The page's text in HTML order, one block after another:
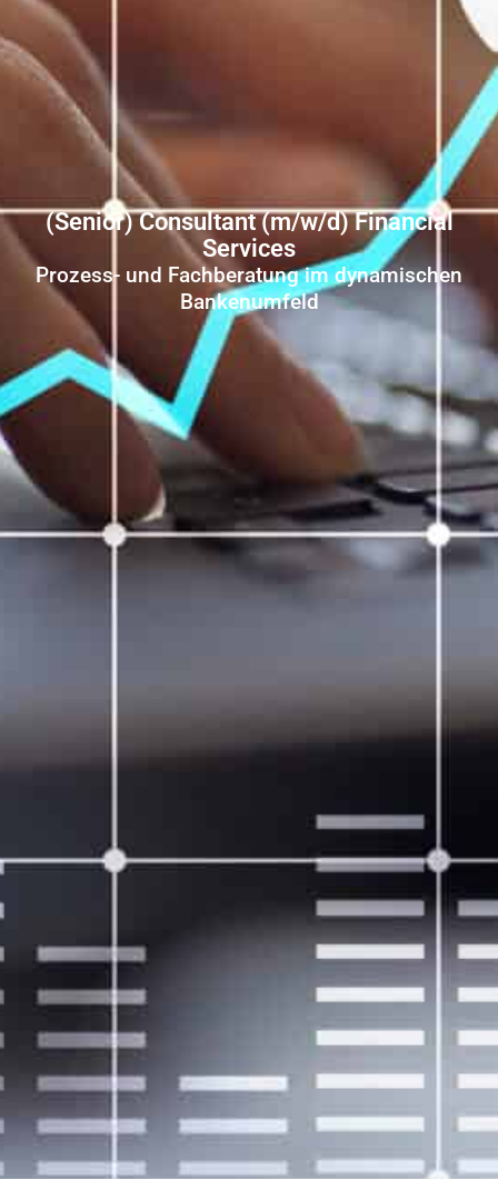
(Senior) Consultant (m/w/d) Financial
Services
Prozess- und Fachberatung im dynamischen
Bankenumfeld